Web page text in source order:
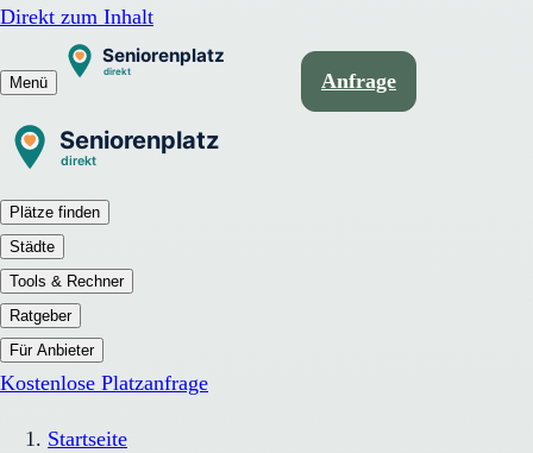
Direkt zum Inhalt
Menü Anfrage
Plätze finden
Städte
Tools & Rechner
Ratgeber
Für Anbieter
Kostenlose Platzanfrage
Startseite